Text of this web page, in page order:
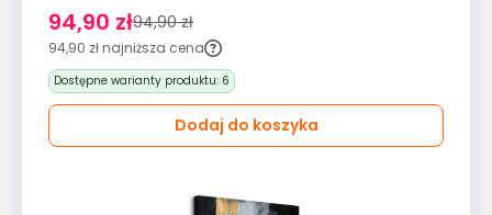
94,90 zł94,90 zł
94,90 zł najniższa cena
Dostępne warianty produktu: 6
Dodaj do koszyka